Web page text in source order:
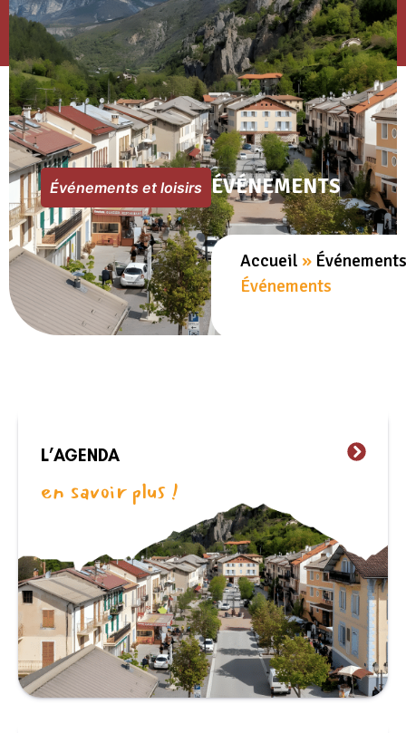
Événements et loisirs ÉVÉNEMENTS
Accueil »
Événements
L’AGENDA
en savoir plus !